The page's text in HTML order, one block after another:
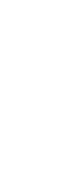
poly